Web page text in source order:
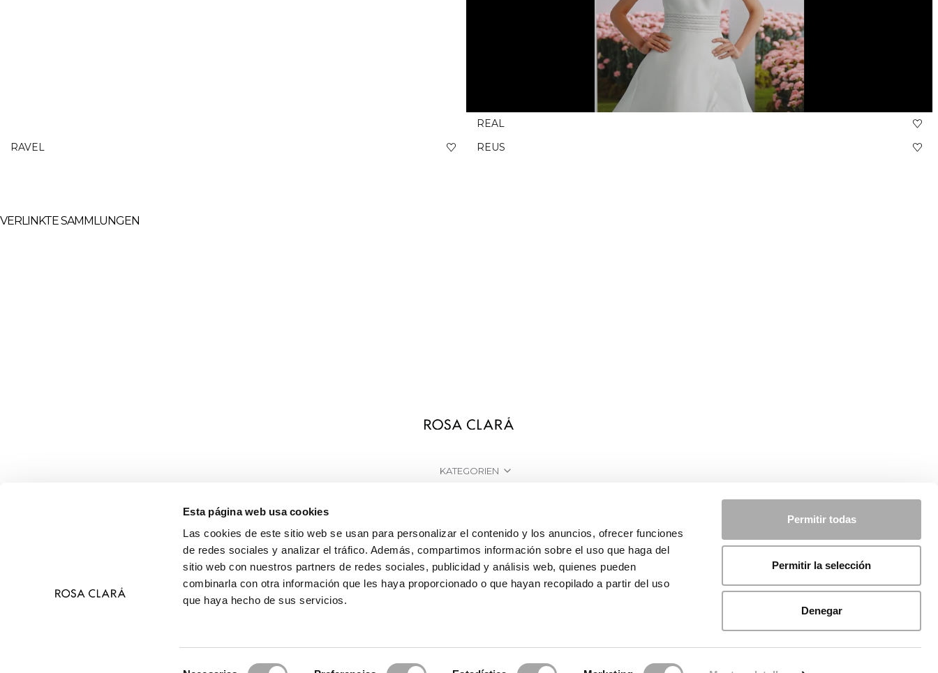
Esta página web usa cookies
Las cookies de este sitio web se usan para personalizar el contenido y los anuncios, ofrecer funciones
de redes sociales y analizar el tráfico. Además, compartimos información sobre el uso que haga del
sitio web con nuestros partners de redes sociales, publicidad y análisis web, quienes pueden
combinarla con otra información que les haya proporcionado o que hayan recopilado a partir del uso
que haya hecho de sus servicios.
Permitir todas
Permitir la selección
Denegar
REAL
RAVEL
REUS
VERLINKTE SAMMLUNGEN
KATEGORIEN
VERKAUFSSTELLEN
UNTERNEHMEN